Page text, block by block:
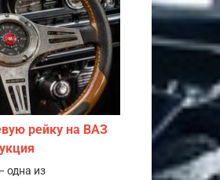
рейку на ВАЗ
одна из